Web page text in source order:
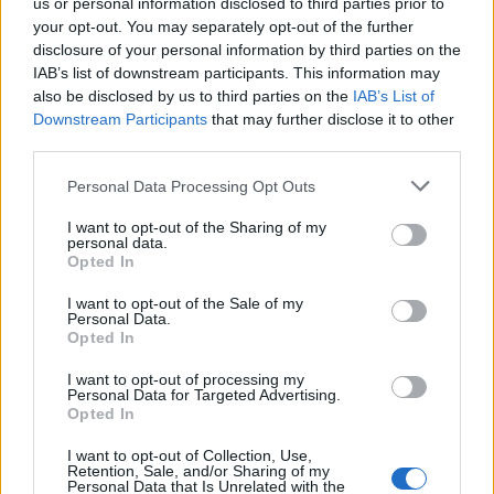
your opt-out. You may separately opt-out of the further
disclosure of your personal information by third parties on the
IAB’s list of downstream participants. This information may
also be disclosed by us to third parties on the IAB’s List of
Downstream Participants that may further disclose it to other
Personal Data Processing Opt Outs
I want to opt-out of the Sharing of my
personal data.
Opted In
I want to opt-out of the Sale of my
Personal Data.
Opted In
I want to opt-out of processing my
Personal Data for Targeted Advertising.
Opted In
I want to opt-out of Collection, Use,
Retention, Sale, and/or Sharing of my
Personal Data that Is Unrelated with the
Κι αυτό γιατί πριν από περίπου μια εβδομάδα
μητέρα της πέθανε και τώρα οΝτάνι
Άλβεςκαταλήγει σε φυλακή
νεαρή κοπέλα γιασεξουαλική επίθεση
από τον
διεθνή άσο σε μπαρ.
Η Ισπανίδα σύζυγος του
της στοInstagramζήτησε να σεβαστούν την
ιδιωτικότητα της αυτή την δύσκολη περίοδο.
«Ζητώ από τα μέσα ενημέρωσης που βρίσκονται
ιδιωτικότητά μου αυτή τη στιγμή. Η μητέρα μου